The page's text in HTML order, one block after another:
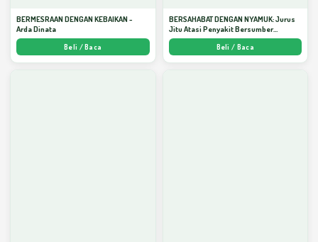
BERMESRAAN DENGAN KEBAIKAN -
Arda Dinata
Beli / Baca
BERSAHABAT DENGAN NYAMUK: Jurus
Jitu Atasi Penyakit Bersumber
Nyamuk - Arda Dinata
Beli / Baca